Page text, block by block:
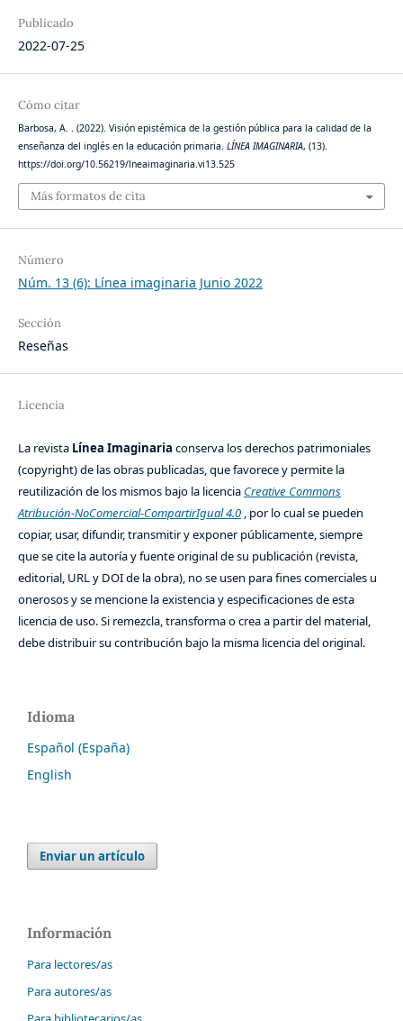
Publicado
2022-07-25
Cómo citar
Barbosa, A. . (2022). Visión epistémica de la gestión pública para la calidad de la
enseñanza del inglés en la educación primaria. LÍNEA IMAGINARIA, (13).
https://doi.org/10.56219/lneaimaginaria.vi13.525
Más formatos de cita
Número
Núm. 13 (6): Línea imaginaria Junio 2022
Sección
Reseñas
Licencia
La revista Línea Imaginaria conserva los derechos patrimoniales
(copyright) de las obras publicadas, que favorece y permite la
reutilización de los mismos bajo la licencia Creative Commons
Atribución-NoComercial-CompartirIgual 4.0, por lo cual se pueden
copiar, usar, difundir, transmitir y exponer públicamente, siempre
que se cite la autoría y fuente original de su publicación (revista,
editorial, URL y DOI de la obra), no se usen para fines comerciales u
onerosos y se mencione la existencia y especificaciones de esta
licencia de uso. Si remezcla, transforma o crea a partir del material,
debe distribuir su contribución bajo la misma licencia del original.
Idioma
Español (España)
English
Enviar un artículo
Información
Para lectores/as
Para autores/as